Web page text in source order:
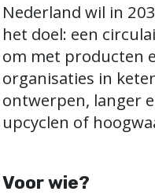
Nederland wil in
het doel: een
om met producten
organisaties in
ontwerpen, langer
upcyclen of
Voor wie?